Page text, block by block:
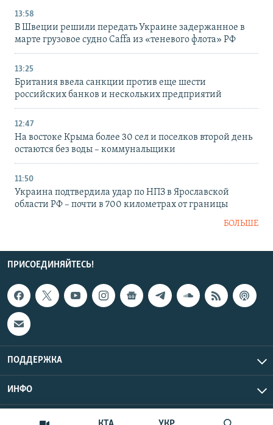
13:58
В Швеции решили передать Украине задержанное в
марте грузовое судно Caffa из «теневого флота» РФ
13:25
Британия ввела санкции против еще шести
российских банков и нескольких предприятий
12:47
На востоке Крыма более 30 сел и поселков второй день
остаются без воды – коммунальщики
11:50
Украина подтвердила удар по НПЗ в Ярославской
области РФ – почти в 700 километрах от границы
БОЛЬШЕ
ПРИСОЕДИНЯЙТЕСЬ!
ПОДДЕРЖКА
ИНФО
Copyright Крым.Реалии, 2026 | Все права защищены.
UTC+3